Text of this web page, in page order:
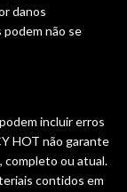
danos
não se
incluir erros
HOT não garante
completo ou atual.
contidos em